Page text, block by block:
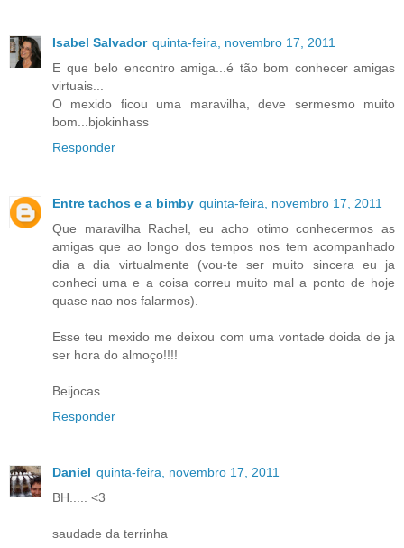
Isabel Salvador quinta-feira, novembro 17, 2011
E que belo encontro amiga...é tão bom conhecer amigas
virtuais...
O mexido ficou uma maravilha, deve sermesmo muito
bom...bjokinhass
Responder
Entre tachos e a bimby quinta-feira, novembro 17, 2011
Que maravilha Rachel, eu acho otimo conhecermos as
amigas que ao longo dos tempos nos tem acompanhado
dia a dia virtualmente (vou-te ser muito sincera eu ja
conheci uma e a coisa correu muito mal a ponto de hoje
quase nao nos falarmos).
Esse teu mexido me deixou com uma vontade doida de ja
ser hora do almoço!!!!
Beijocas
Responder
Daniel quinta-feira, novembro 17, 2011
BH..... <3
saudade da terrinha